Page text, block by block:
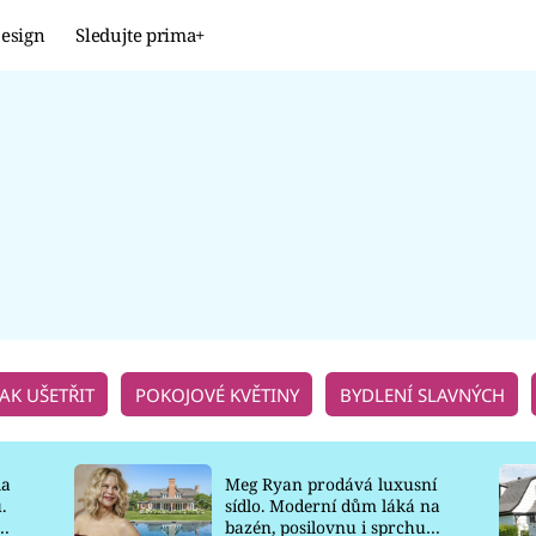
Sledujte prima+
UŠETŘIT POKOJOVÉ KVĚTINY BYDLENÍ SLAVNÝCH
Meg Ryan prodává luxusní
sídlo. Moderní dům láká na
bazén, posilovnu i sprchu